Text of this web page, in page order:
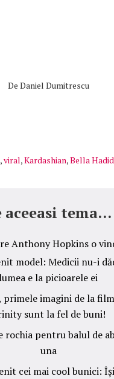
De Daniel Dumitrescu
,viral,Kardashian,Bella Hadid
aceeasi tema...
Anthony Hopkins o
model: Medicii nu-i
e la picioarele ei
primele imagini de la
sunt la fel de buni!
rochia pentru balul de
una
cei mai cool bunici: